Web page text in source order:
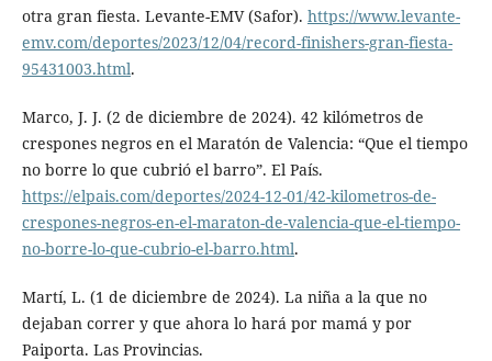
otra gran fiesta. Levante-EMV (Safor). https://www.levante-
emv.com/deportes/2023/12/04/record-finishers-gran-fiesta-
95431003.html.
Marco, J. J. (2 de diciembre de 2024). 42 kilómetros de
crespones negros en el Maratón de Valencia: “Que el tiempo
no borre lo que cubrió el barro”. El País.
https://elpais.com/deportes/2024-12-01/42-kilometros-de-
crespones-negros-en-el-maraton-de-valencia-que-el-tiempo-
no-borre-lo-que-cubrio-el-barro.html.
Martí, L. (1 de diciembre de 2024). La niña a la que no
dejaban correr y que ahora lo hará por mamá y por
Paiporta. Las Provincias.